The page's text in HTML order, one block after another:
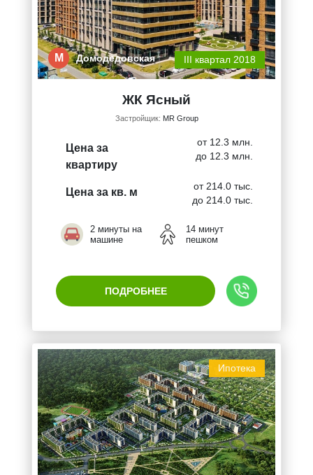
М Домодедовская III квартал 2018
ЖК Ясный
Застройщик: MR Group
Цена за
квартиру
от 12.3 млн.
до 12.3 млн.
Цена за кв. м
от 214.0 тыс.
до 214.0 тыс.
2 минуты на
машине
14 минут
пешком
ПОДРОБНЕЕ
Ипотека